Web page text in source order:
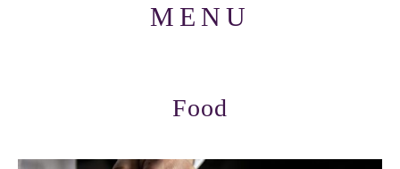
MENU
Food